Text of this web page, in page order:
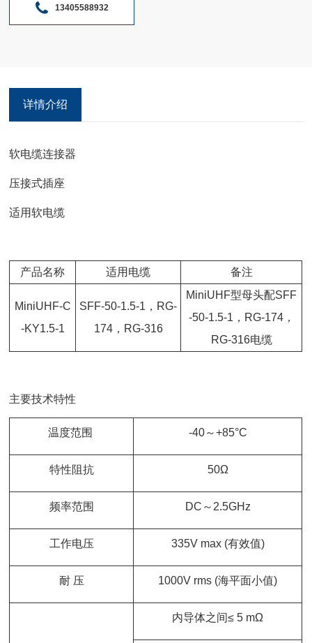
接套铜合金镀亮镍O型密封件硅橡胶 适用技术标准
13405588932
详情介绍
软电缆连接器
压接式插座
适用软电缆
产品名称 适用电缆 备注
MiniUHF-C
-KY1.5-1
SFF-50-1.5-1，RG-
174，RG-316
MiniUHF型母头配SFF
-50-1.5-1，RG-174，
RG-316电缆
主要技术特性
温度范围 -40～+85°C
特性阻抗 50Ω
频率范围 DC～2.5GHz
工作电压 335V max (有效值)
耐 压 1000V rms (海平面小值)
内导体之间≤ 5 mΩ